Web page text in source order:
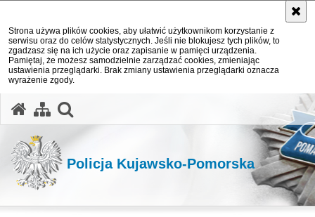
Strona używa plików cookies, aby ułatwić użytkownikom korzystanie z
serwisu oraz do celów statystycznych. Jeśli nie blokujesz tych plików, to
zgadzasz się na ich użycie oraz zapisanie w pamięci urządzenia.
Pamiętaj, że możesz samodzielnie zarządzać cookies, zmieniając
ustawienia przeglądarki. Brak zmiany ustawienia przeglądarki oznacza
wyrażenie zgody.
Policja Kujawsko-Pomorska